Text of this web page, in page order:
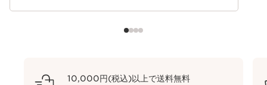
10,000円(税込)以上で送料無料